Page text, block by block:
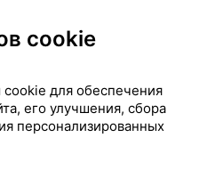
Беларусь
cookie
для обеспечения
его улучшения, сбора
персонализированных